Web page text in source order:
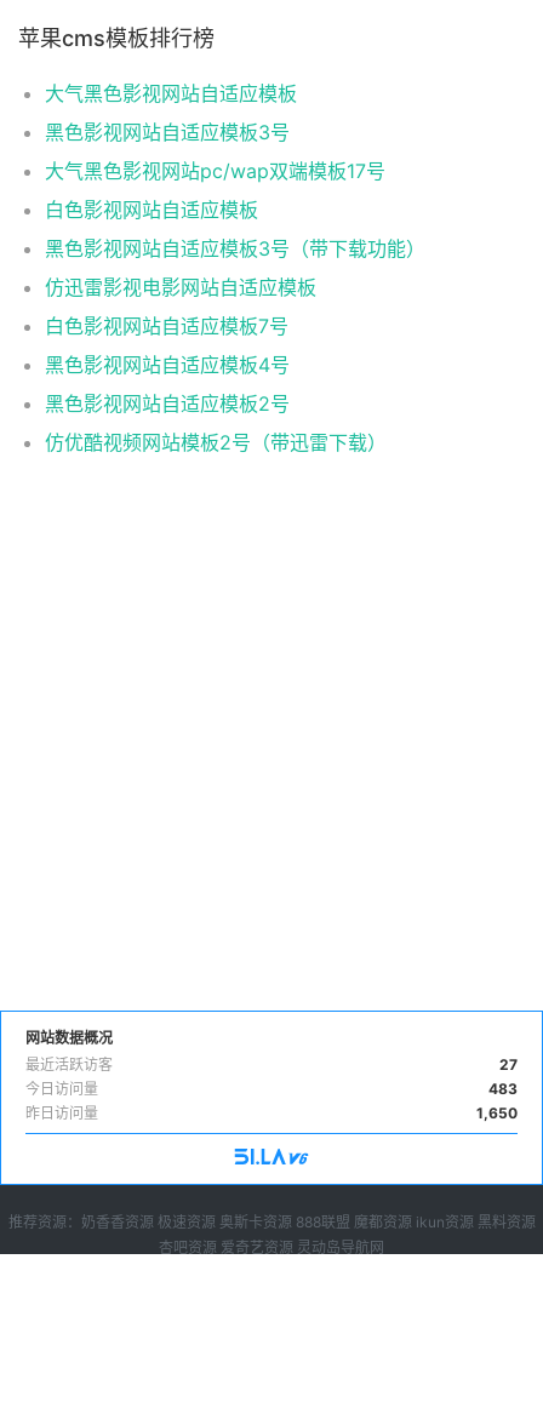
苹果cms模板排行榜
大气黑色影视网站自适应模板
黑色影视网站自适应模板3号
大气黑色影视网站pc/wap双端模板17号
白色影视网站自适应模板
黑色影视网站自适应模板3号（带下载功能）
仿迅雷影视电影网站自适应模板
白色影视网站自适应模板7号
黑色影视网站自适应模板4号
黑色影视网站自适应模板2号
仿优酷视频网站模板2号（带迅雷下载）
网站数据概况
27
最近活跃访客
483
今日访问量
1,650
昨日访问量
推荐资源： 奶香香资源 极速资源 奥斯卡资源 888联盟 魔都资源 ikun资源 黑料资源
杏吧资源 爱奇艺资源 灵动岛导航网